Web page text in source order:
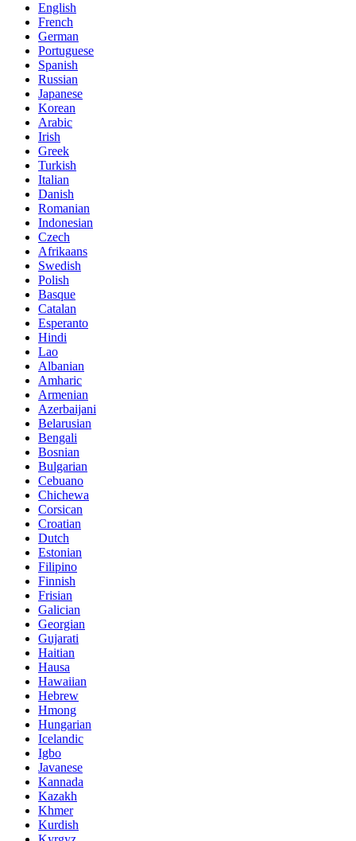
English
French
German
Portuguese
Spanish
Russian
Japanese
Korean
Arabic
Irish
Greek
Turkish
Italian
Danish
Romanian
Indonesian
Czech
Afrikaans
Swedish
Polish
Basque
Catalan
Esperanto
Hindi
Lao
Albanian
Amharic
Armenian
Azerbaijani
Belarusian
Bengali
Bosnian
Bulgarian
Cebuano
Chichewa
Corsican
Croatian
Dutch
Estonian
Filipino
Finnish
Frisian
Galician
Georgian
Gujarati
Haitian
Hausa
Hawaiian
Hebrew
Hmong
Hungarian
Icelandic
Igbo
Javanese
Kannada
Kazakh
Khmer
Kurdish